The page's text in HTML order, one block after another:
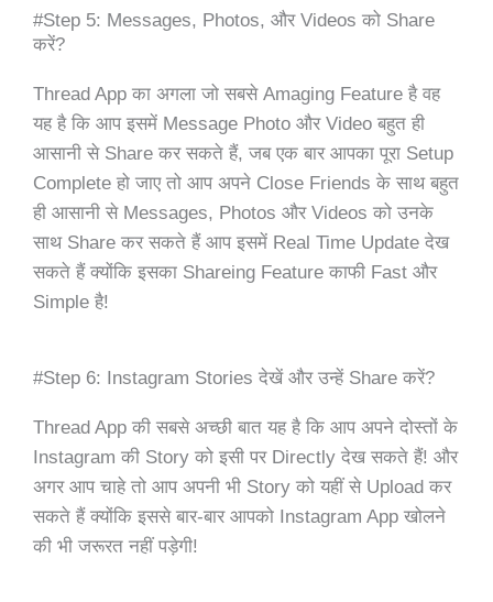
#Step 5: Messages, Photos, और Videos को Share
करें?
Thread App का अगला जो सबसे Amaging Feature है वह
यह है कि आप इसमें Message Photo और Video बहुत ही
आसानी से Share कर सकते हैं, जब एक बार आपका पूरा Setup
Complete हो जाए तो आप अपने Close Friends के साथ बहुत
ही आसानी से Messages, Photos और Videos को उनके
साथ Share कर सकते हैं आप इसमें Real Time Update देख
सकते हैं क्योंकि इसका Shareing Feature काफी Fast और
Simple है!
#Step 6: Instagram Stories देखें और उन्हें Share करें?
Thread App की सबसे अच्छी बात यह है कि आप अपने दोस्तों के
Instagram की Story को इसी पर Directly देख सकते हैं! और
अगर आप चाहे तो आप अपनी भी Story को यहीं से Upload कर
सकते हैं क्योंकि इससे बार-बार आपको Instagram App खोलने
की भी जरूरत नहीं पड़ेगी!